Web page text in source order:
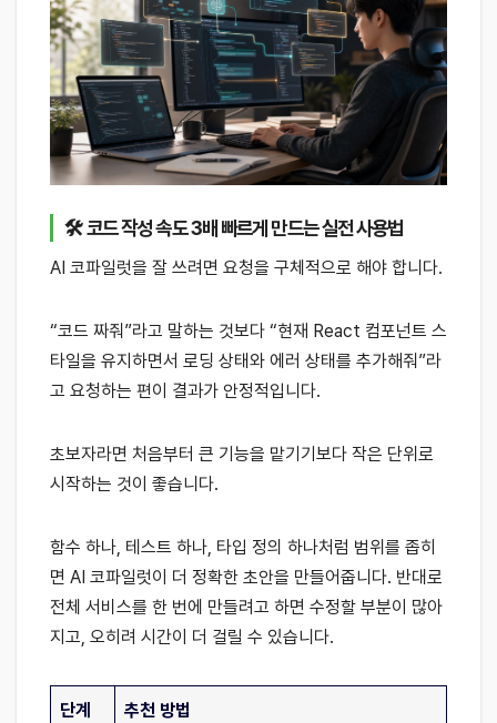
🛠 코드 작성 속도 3배 빠르게 만드는 실전 사용법
AI 코파일럿을 잘 쓰려면 요청을 구체적으로 해야 합니다.
“코드 짜줘”라고 말하는 것보다 “현재 React 컴포넌트 스
타일을 유지하면서 로딩 상태와 에러 상태를 추가해줘”라
고 요청하는 편이 결과가 안정적입니다.
초보자라면 처음부터 큰 기능을 맡기기보다 작은 단위로
시작하는 것이 좋습니다.
함수 하나, 테스트 하나, 타입 정의 하나처럼 범위를 좁히
면 AI 코파일럿이 더 정확한 초안을 만들어줍니다. 반대로
전체 서비스를 한 번에 만들려고 하면 수정할 부분이 많아
지고, 오히려 시간이 더 걸릴 수 있습니다.
단계 추천 방법